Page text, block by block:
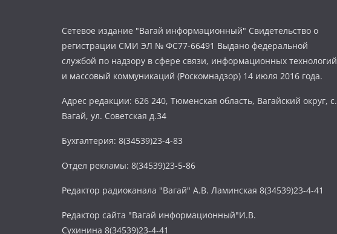
Сетевое издание "Вагай информационный" Свидетельство о
регистрации СМИ ЭЛ № ФС77-66491 Выдано федеральной
службой по надзору в сфере связи, информационных технологий
и массовый коммуникаций (Роскомнадзор) 14 июля 2016 года.
Адрес редакции: 626 240, Тюменская область, Вагайский округ, с.
Вагай, ул. Советская д.34
Бухгалтерия: 8(34539)23-4-83
Отдел рекламы: 8(34539)23-5-86
Редактор радиоканала "Вагай" А.В. Ламинская 8(34539)23-4-41
Редактор сайта "Вагай информационный"И.В.
Сухинина 8(34539)23-4-41